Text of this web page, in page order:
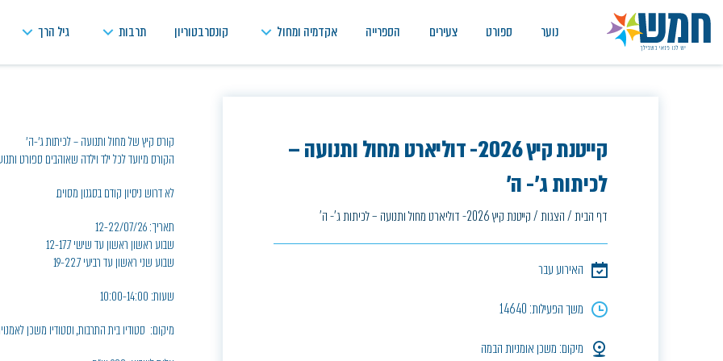
נוער ספורט צעירים הספרייה אקדמיה ומחול קונסרבטוריון תרבות גיל הרך
קייטנת קיץ 2026- דוליארט מחול ותנועה –
לכיתות ג'- ה'
דף הבית/הצגות/קייטנת קיץ 2026- דוליארט מחול ותנועה – לכיתות ג'- ה'
האירוע עבר
משך הפעילות: 14640
מיקום: משכן אומניות הבמה
קורס קיץ של מחול ותנועה – לכיתות ג'-ה'
הקורס מיועד לכל ילד וילדה שאוהבים ספורט
לא דרוש ניסיון קודם בסגנון מסוים.
תאריך: 12-22/07/26
שבוע ראשון ראשון עד שישי 12-17.7
שבוע שני ראשון עד רביעי 19-22.7
שעות: 10:00-14:00
מיקום: סטודיו בית התרבות, וסטודיו משכן